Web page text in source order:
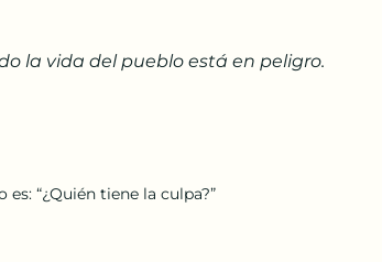
la vida del pueblo está en peligro.
“¿Quién tiene la culpa?”